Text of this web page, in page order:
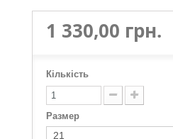
1 330,00 грн.
Кількість
Размер